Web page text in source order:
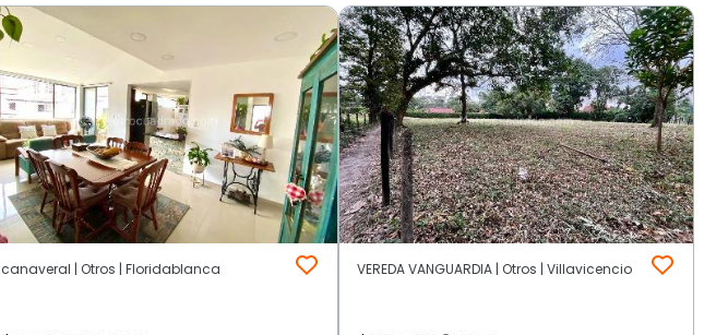
canaveral | Otros | Floridablanca VEREDA VANGUARDIA | Otros | Villavicencio